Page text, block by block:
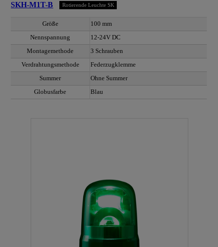
SKH-M1T-B Rotierende Leuchte SK
Größe
100 mm
Nennspannung
12-24V DC
Montagemethode
3 Schrauben
Verdrahtungsmethode
Federzugklemme
Summer
Ohne Summer
Globusfarbe
Blau